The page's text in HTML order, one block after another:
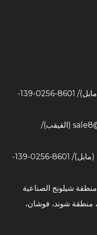
الهاتف: 3063-9065-135-86+ (مابل)/ 8601-0256-139-
(القيقب)/
واتساب: 3063-9065-135-86+ (مابل)/ 8601-0256-139-
يونجي، منطقة شيلونج الصناعية
منطقة شوند، فوشان،